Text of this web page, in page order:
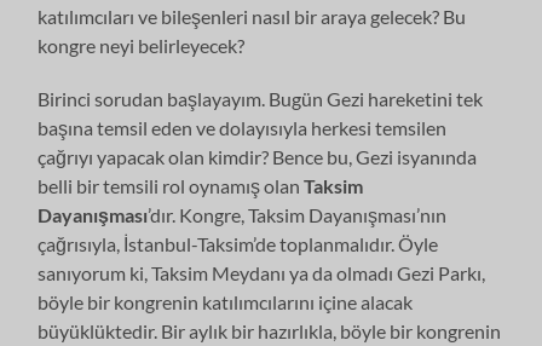
katılımcıları ve bileşenleri nasıl bir araya gelecek? Bu
kongre neyi belirleyecek?
Birinci sorudan başlayayım. Bugün Gezi hareketini tek
başına temsil eden ve dolayısıyla herkesi temsilen
çağrıyı yapacak olan kimdir? Bence bu, Gezi isyanında
belli bir temsili rol oynamış olanTaksim
Dayanışması’dır. Kongre, Taksim Dayanışması’nın
çağrısıyla, İstanbul-Taksim’de toplanmalıdır. Öyle
sanıyorum ki, Taksim Meydanı ya da olmadı Gezi Parkı,
böyle bir kongrenin katılımcılarını içine alacak
büyüklüktedir. Bir aylık bir hazırlıkla, böyle bir kongrenin